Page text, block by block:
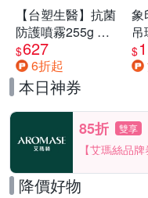
【台塑生醫】抗菌
防護噴霧255g 三
入組
$627
6折起
象
$
本日神券
85折 雙享
【艾瑪絲品
降價好物